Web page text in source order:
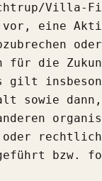
Villa-Fit
eine
für die
gilt
sowie
bzw.